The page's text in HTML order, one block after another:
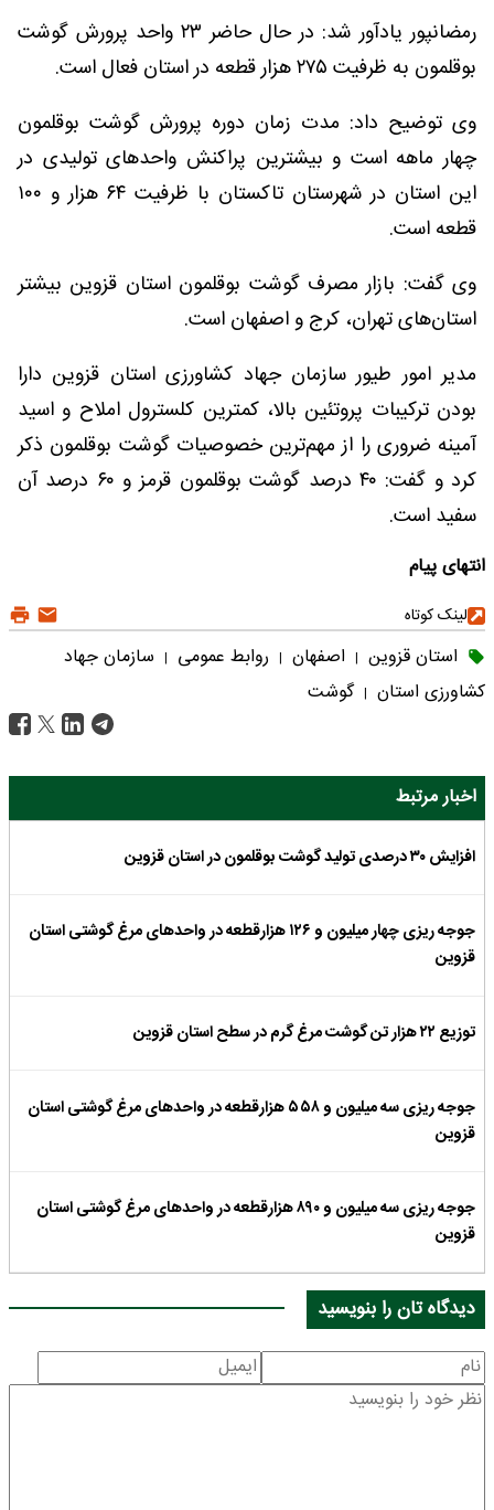
رمضانپور یادآور شد: در حال حاضر ۲۳ واحد پرورش گوشت
بوقلمون به ظرفیت ۲۷۵ هزار قطعه در استان فعال است.
وی توضیح داد: مدت زمان دوره پرورش گوشت بوقلمون
چهار ماهه است و بیشترین پراکنش واحدهای تولیدی در
این استان در شهرستان تاکستان با ظرفیت ۶۴ هزار و ۱۰۰
قطعه است.
وی گفت: بازار مصرف گوشت بوقلمون استان قزوین بیشتر
استان‌های تهران، کرج و اصفهان است.
مدیر امور طیور سازمان جهاد کشاورزی استان قزوین دارا
بودن ترکیبات پروتئین بالا، کمترین کلسترول املاح و اسید
آمینه ضروری را از مهم‌ترین خصوصیات گوشت بوقلمون ذکر
کرد و گفت: ۴۰ درصد گوشت بوقلمون قرمز و ۶۰ درصد آن
سفید است.
انتهای پیام
لینک کوتاه
استان قزوین | اصفهان | روابط عمومی | سازمان جهاد
کشاورزی استان | گوشت
اخبار مرتبط
افزایش ۳۰ درصدی تولید گوشت بوقلمون در استان قزوین
جوجه ریزی چهار میلیون و ۱۲۶ هزارقطعه در واحدهای مرغ گوشتی استان
قزوین
توزیع ۲۲ هزار تن گوشت مرغ گرم در سطح استان قزوین
جوجه ریزی سه میلیون و ۵۵۸ هزارقطعه در واحدهای مرغ گوشتی استان
قزوین
جوجه ریزی سه میلیون و ۸۹۰ هزارقطعه در واحدهای مرغ گوشتی استان
قزوین
دیدگاه تان را بنویسید